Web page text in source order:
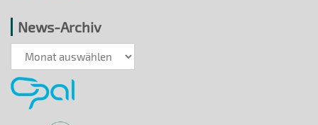
News-Archiv
News-
Archiv